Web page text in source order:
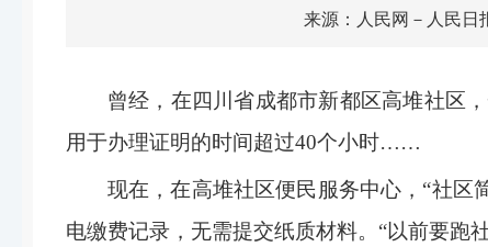
来源：人民网－人民日
曾经，在四川省成都市新都区高堆社区
用于办理证明的时间超过40个小时……
现在，在高堆社区便民服务中心，“社
电缴费记录，无需提交纸质材料。“以前要跑